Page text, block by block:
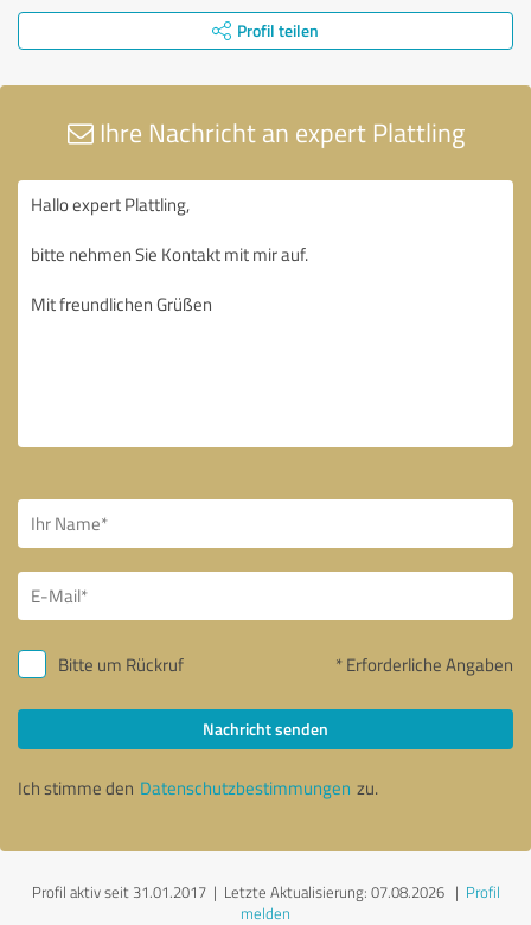
Profil teilen
Ihre Nachricht an expert Plattling
Bitte um Rückruf * Erforderliche Angaben
Nachricht senden
Ich stimme den Datenschutzbestimmungen zu.
Profil aktiv seit 31.01.2017 | Letzte Aktualisierung: 07.08.2026| Profil
melden